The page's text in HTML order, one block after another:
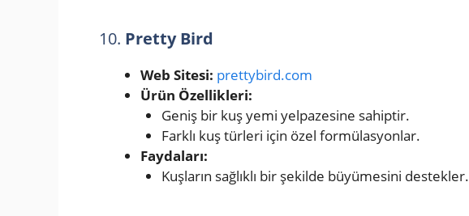
10. Pretty Bird
Web Sitesi: prettybird.com
Ürün Özellikleri:
Geniş bir kuş yemi yelpazesine sahiptir.
Farklı kuş türleri için özel formülasyonlar.
Faydaları:
Kuşların sağlıklı bir şekilde büyümesini destekler.